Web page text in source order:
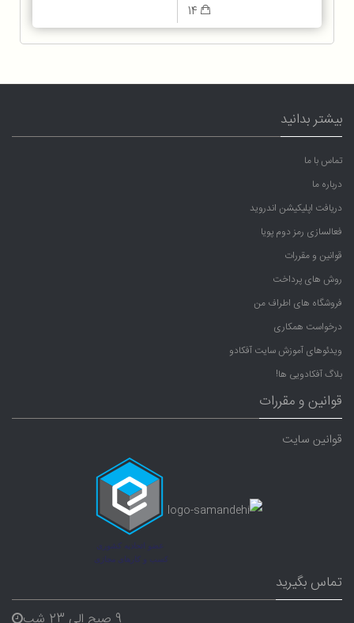
بیشتر بدانید
تماس با ما
درباره ما
دریافت اپلیکیشن اندروید
فعالسازی رمز دوم پویا
قوانین و مقررات
روش های پرداخت
فروشگاه های اطراف من
درخواست همکاری
ویدئوهای آموزش سایت آفکادو
بلاگ آفکادویی ها!
قوانین و مقررات
قوانین سایت
تماس بگیرید